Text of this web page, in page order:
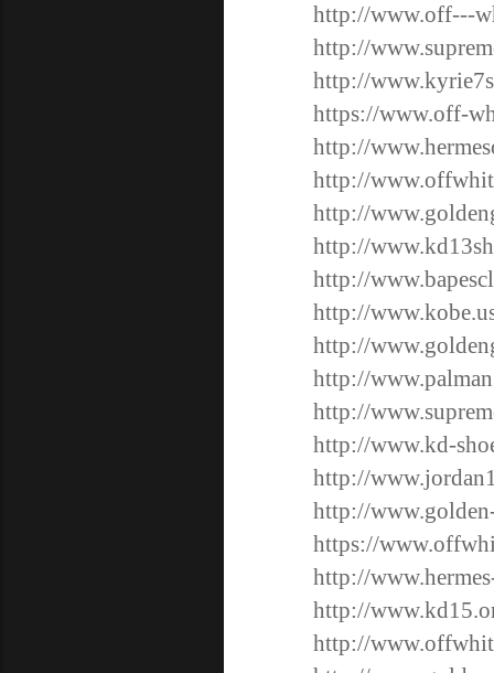
http://www.off---
http://
http://
https://www.off-
http://
http://
http://
http://
http://
http://
http://
http://
http://
http://www.kd-
http://
http://
https://
http://
http://
http://